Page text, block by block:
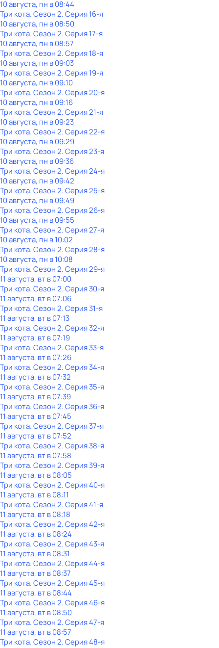
10 августа, пн в 08:44
Три кота. Сезон 2. Серия 16-я
10 августа, пн в 08:50
Три кота. Сезон 2. Серия 17-я
10 августа, пн в 08:57
Три кота. Сезон 2. Серия 18-я
10 августа, пн в 09:03
Три кота. Сезон 2. Серия 19-я
10 августа, пн в 09:10
Три кота. Сезон 2. Серия 20-я
10 августа, пн в 09:16
Три кота. Сезон 2. Серия 21-я
10 августа, пн в 09:23
Три кота. Сезон 2. Серия 22-я
10 августа, пн в 09:29
Три кота. Сезон 2. Серия 23-я
10 августа, пн в 09:36
Три кота. Сезон 2. Серия 24-я
10 августа, пн в 09:42
Три кота. Сезон 2. Серия 25-я
10 августа, пн в 09:49
Три кота. Сезон 2. Серия 26-я
10 августа, пн в 09:55
Три кота. Сезон 2. Серия 27-я
10 августа, пн в 10:02
Три кота. Сезон 2. Серия 28-я
10 августа, пн в 10:08
Три кота. Сезон 2. Серия 29-я
11 августа, вт в 07:00
Три кота. Сезон 2. Серия 30-я
11 августа, вт в 07:06
Три кота. Сезон 2. Серия 31-я
11 августа, вт в 07:13
Три кота. Сезон 2. Серия 32-я
11 августа, вт в 07:19
Три кота. Сезон 2. Серия 33-я
11 августа, вт в 07:26
Три кота. Сезон 2. Серия 34-я
11 августа, вт в 07:32
Три кота. Сезон 2. Серия 35-я
11 августа, вт в 07:39
Три кота. Сезон 2. Серия 36-я
11 августа, вт в 07:45
Три кота. Сезон 2. Серия 37-я
11 августа, вт в 07:52
Три кота. Сезон 2. Серия 38-я
11 августа, вт в 07:58
Три кота. Сезон 2. Серия 39-я
11 августа, вт в 08:05
Три кота. Сезон 2. Серия 40-я
11 августа, вт в 08:11
Три кота. Сезон 2. Серия 41-я
11 августа, вт в 08:18
Три кота. Сезон 2. Серия 42-я
11 августа, вт в 08:24
Три кота. Сезон 2. Серия 43-я
11 августа, вт в 08:31
Три кота. Сезон 2. Серия 44-я
11 августа, вт в 08:37
Три кота. Сезон 2. Серия 45-я
11 августа, вт в 08:44
Три кота. Сезон 2. Серия 46-я
11 августа, вт в 08:50
Три кота. Сезон 2. Серия 47-я
11 августа, вт в 08:57
Три кота. Сезон 2. Серия 48-я